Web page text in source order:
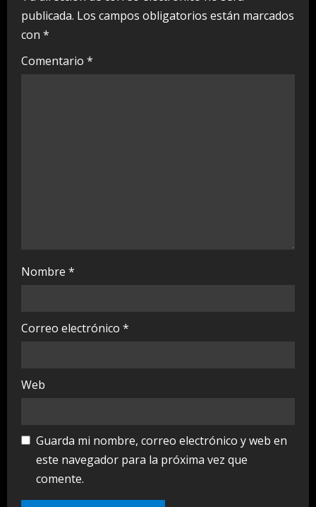
R
e
publicada. Los campos obligatorios están marcados
con *
Comentario *
Nombre *
Correo electrónico *
Web
Guarda mi nombre, correo electrónico y web en
este navegador para la próxima vez que
comente.